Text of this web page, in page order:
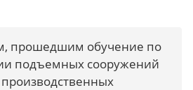
прошедшим обучение по
подъемных сооружений